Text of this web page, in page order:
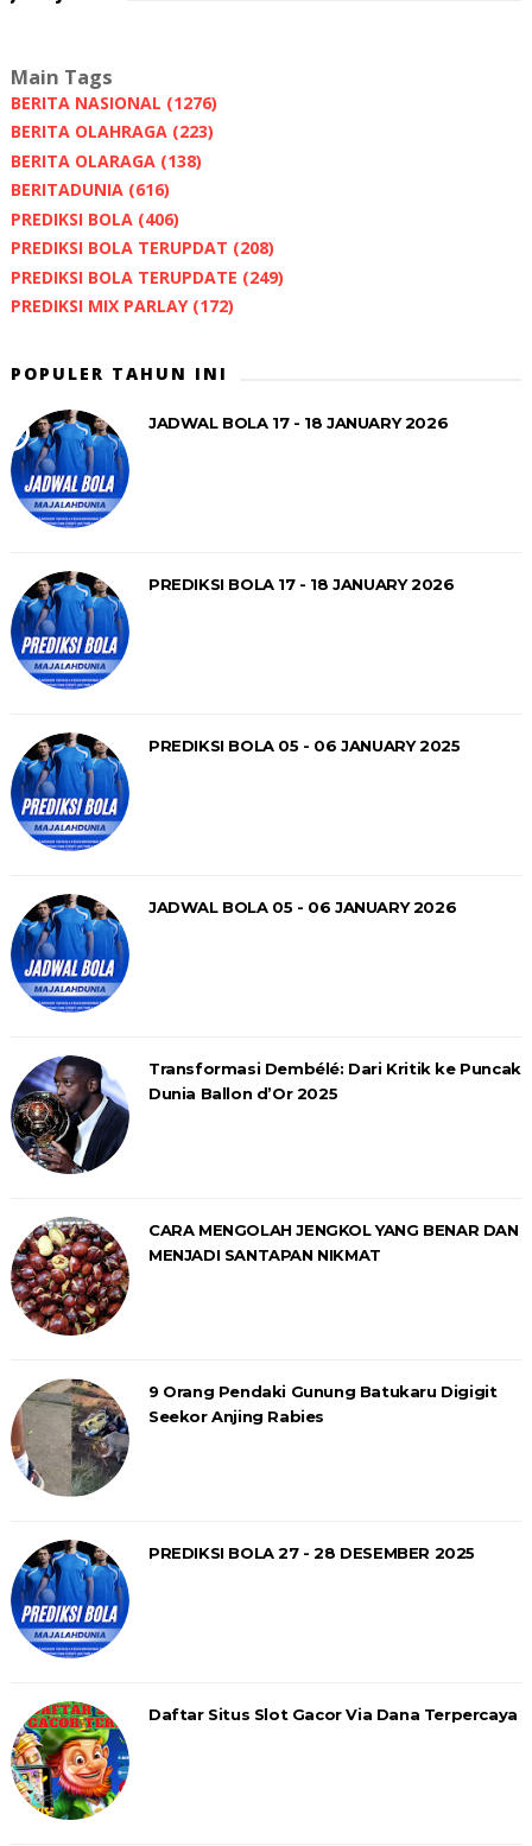
Main Tags
BERITA NASIONAL (1276)
BERITA OLAHRAGA (223)
BERITA OLARAGA (138)
BERITADUNIA (616)
PREDIKSI BOLA (406)
PREDIKSI BOLA TERUPDAT (208)
PREDIKSI BOLA TERUPDATE (249)
PREDIKSI MIX PARLAY (172)
POPULER TAHUN INI
JADWAL BOLA 17 - 18 JANUARY 2026
PREDIKSI BOLA 17 - 18 JANUARY 2026
PREDIKSI BOLA 05 - 06 JANUARY 2025
JADWAL BOLA 05 - 06 JANUARY 2026
Transformasi Dembélé: Dari Kritik ke Puncak
Dunia Ballon d’Or 2025
CARA MENGOLAH JENGKOL YANG BENAR DAN
MENJADI SANTAPAN NIKMAT
9 Orang Pendaki Gunung Batukaru Digigit
Seekor Anjing Rabies
PREDIKSI BOLA 27 - 28 DESEMBER 2025
Daftar Situs Slot Gacor Via Dana Terpercaya